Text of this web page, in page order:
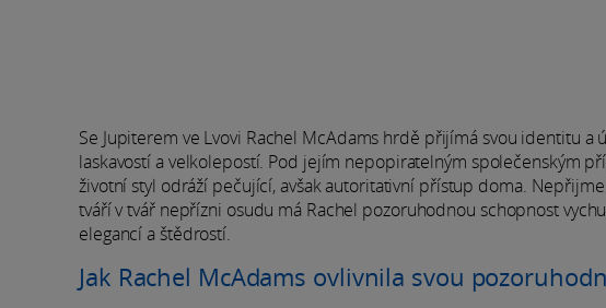
Se Jupiterem ve Lvovi Rachel McAdams hrdě přijímá svou identitu
laskavostí a velkolepostí. Pod jejím nepopiratelným společenským
životní styl odráží pečující, avšak autoritativní přístup doma.
tváří v tvář nepřízni osudu má Rachel pozoruhodnou schopnost
elegancí a štědrostí.
Jak Rachel McAdams ovlivnila svou